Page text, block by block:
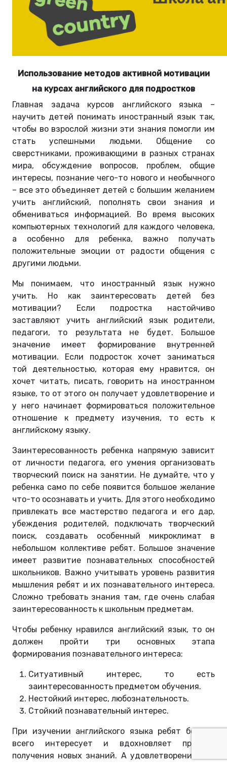
Использование методов активной мотивации
на курсах английского для подростков
Главная задача курсов английского языка –
научить детей понимать иностранный язык так,
чтобы во взрослой жизни эти знания помогли им
стать успешными людьми. Общение со
сверстниками, проживающими в разных странах
мира, обсуждение вопросов, проблем, общие
интересы, познание чего-то нового и необычного
– все это объединяет детей с большим желанием
учить английский, пополнять свои знания и
обмениваться информацией. Во время высоких
компьютерных технологий для каждого человека,
а особенно для ребенка, важно получать
положительные эмоции от радости общения с
другими людьми.
Мы понимаем, что иностранный язык нужно
учить. Но как заинтересовать детей без
мотивации? Если подростка настойчиво
заставляют учить английский язык родители,
педагоги, то результата не будет. Большое
значение имеет формирование внутренней
мотивации. Если подросток хочет заниматься
той деятельностью, которая ему нравится, он
хочет читать, писать, говорить на иностранном
языке, то от этого он получает удовлетворение и
у него начинает формироваться положительное
отношение к предмету изучения, то есть к
английскому языку.
Заинтересованность ребенка напрямую зависит
от личности педагога, его умения организовать
творческий поиск на занятии. Не думайте, что у
ребенка само по себе появится большое желание
что-то осознавать и учить. Для этого необходимо
привлекать все мастерство педагога и его дар,
убеждения родителей, подключать творческий
поиск, создавать особенный микроклимат в
небольшом коллективе ребят. Большое значение
имеет развитие познавательных способностей
школьников. Важно учитывать уровень развития
мышления ребят и их познавательного интереса.
Сложно требовать знания там, где очень слабая
заинтересованность к школьным предметам.
Чтобы ребенку нравился английский язык, то он
должен пройти три основных этапа
формирования познавательного интереса:
Ситуативный интерес, то есть
заинтересованность предметом обучения.
Нестойкий интерес, любознательность.
Стойкий познавательный интерес.
При изучении английского языка ребят больше
всего интересует и вдохновляет процесс
получения новых знаний. А удовлетворение они